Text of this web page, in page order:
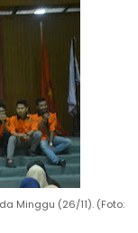
Minggu (26/11). (Foto: